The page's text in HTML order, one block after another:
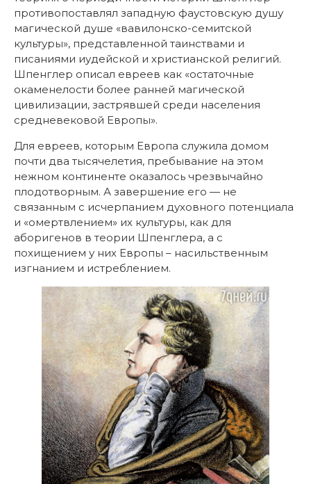
противопоставлял западную фаустовскую душу
магической душе «вавилонско-семитской
культуры», представленной таинствами и
писаниями иудейской и христианской религий.
Шпенглер описал евреев как «остаточные
окаменелости более ранней магической
цивилизации, застрявшей среди населения
средневековой Европы».
Для евреев, которым Европа служила домом
почти два тысячелетия, пребывание на этом
нежном континенте оказалось чрезвычайно
плодотворным. А завершение его — не
связанным с исчерпанием духовного потенциала
и «омертвлением» их культуры, как для
аборигенов в теории Шпенглера, а с
похищением у них Европы – насильственным
изгнанием и истреблением.